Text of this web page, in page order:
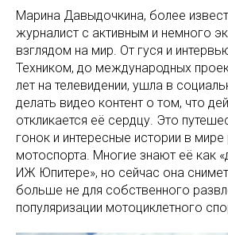
Марина Давыдочкина, более
журналист с активным и немного
взглядом на мир. От гуся и
Техником, до международных
лет на телевидении, ушла в
делать видео контент о том, что
откликается её сердцу. Это
гонок и интересные истории в
мотоспорта. Многие знают её как
ИЖ Юпитере», но сейчас она
больше не для собственного
популяризации мотоциклетного